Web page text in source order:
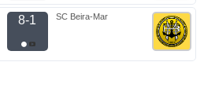
8-1 SC Beira-Mar